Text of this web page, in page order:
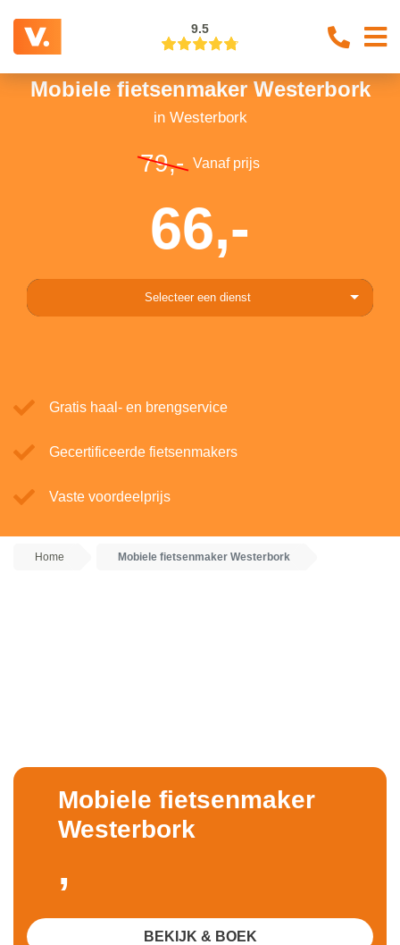
9.5
Mobiele fietsenmaker Westerbork
in Westerbork
79,- Vanaf prijs
66,-
Selecteer een dienst
Gratis haal- en brengservice
Gecertificeerde fietsenmakers
Vaste voordeelprijs
Home Mobiele fietsenmaker Westerbork
Mobiele fietsenmaker
Westerbork
,
BEKIJK & BOEK